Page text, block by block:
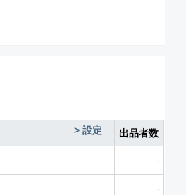
> 設定 出品者数
-
-